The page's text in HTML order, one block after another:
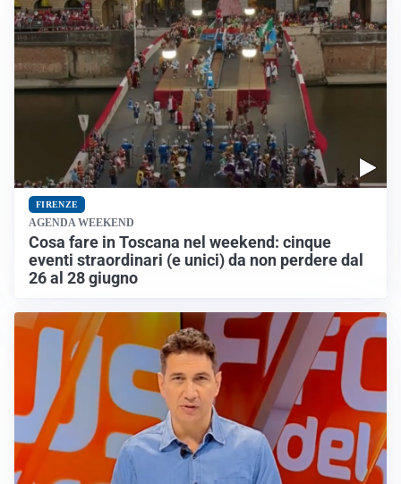
FIRENZE
AGENDA WEEKEND
Cosa fare in Toscana nel weekend: cinque
eventi straordinari (e unici) da non perdere dal
26 al 28 giugno